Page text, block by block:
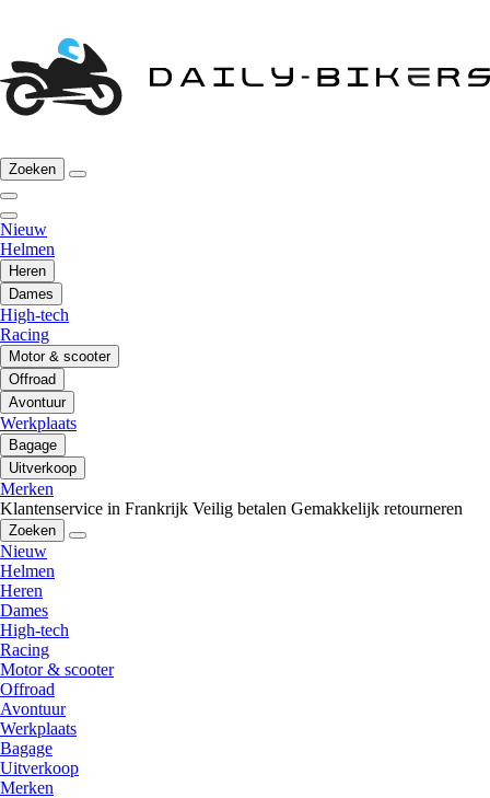
Zoeken
Nieuw
Helmen
Heren
Dames
High-tech
Racing
Motor & scooter
Offroad
Avontuur
Werkplaats
Bagage
Uitverkoop
Merken
Klantenservice in Frankrijk Veilig betalen Gemakkelijk retourneren
Zoeken
Nieuw
Helmen
Heren
Dames
High-tech
Racing
Motor & scooter
Offroad
Avontuur
Werkplaats
Bagage
Uitverkoop
Merken